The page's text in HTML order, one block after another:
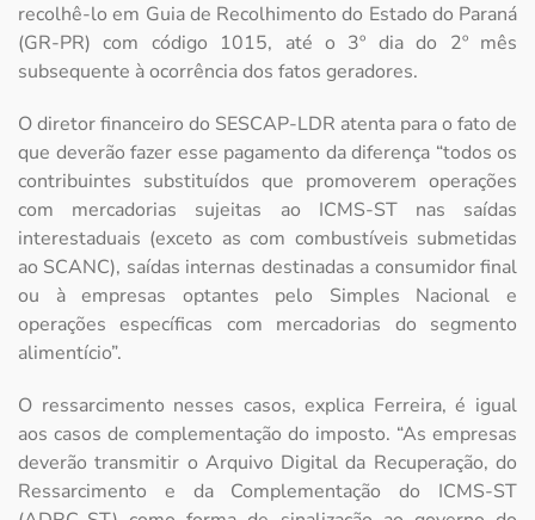
recolhê-lo em Guia de Recolhimento do Estado do Paraná
(GR-PR) com código 1015, até o 3º dia do 2º mês
subsequente à ocorrência dos fatos geradores.
O diretor financeiro do SESCAP-LDR atenta para o fato de
que deverão fazer esse pagamento da diferença “todos os
contribuintes substituídos que promoverem operações
com mercadorias sujeitas ao ICMS-ST nas saídas
interestaduais (exceto as com combustíveis submetidas
ao SCANC), saídas internas destinadas a consumidor final
ou à empresas optantes pelo Simples Nacional e
operações específicas com mercadorias do segmento
alimentício”.
O ressarcimento nesses casos, explica Ferreira, é igual
aos casos de complementação do imposto. “As empresas
deverão transmitir o Arquivo Digital da Recuperação, do
Ressarcimento e da Complementação do ICMS-ST